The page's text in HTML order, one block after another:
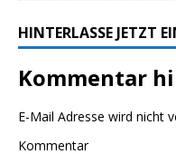
HINTERLASSE JETZT
Kommentar
E-Mail Adresse wird nicht
Kommentar